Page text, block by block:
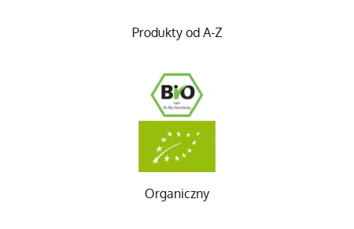
Produkty od A-Z
Organiczny